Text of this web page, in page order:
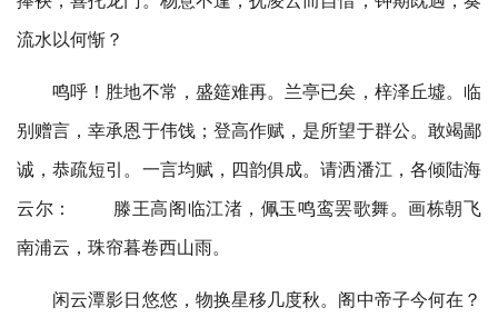
流水以何惭？
鸣呼！胜地不常，盛筵难再。兰亭已矣，梓泽丘墟。临
别赠言，幸承恩于伟饯；登高作赋，是所望于群公。敢竭鄙
诚，恭疏短引。一言均赋，四韵俱成。请洒潘江，各倾陆海
云尔： 滕王高阁临江渚，佩玉鸣鸾罢歌舞。画栋朝飞
南浦云，珠帘暮卷西山雨。
闲云潭影日悠悠，物换星移几度秋。阁中帝子今何在？